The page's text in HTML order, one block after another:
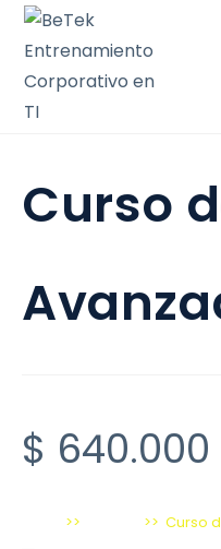
Curso
$ 640.000
>> >> Curso